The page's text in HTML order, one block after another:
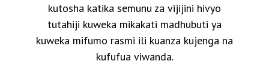
kutosha katika semunu za vijijini hivyo
tutahiji kuweka mikakati madhubuti ya
kuweka mifumo rasmi ili kuanza kujenga na
kufufua viwanda.